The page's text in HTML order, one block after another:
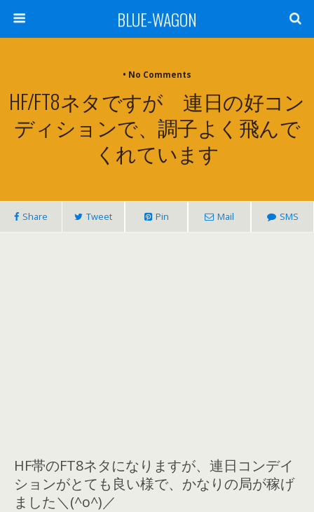
BLUE-WAGON
• No Comments
HF/FT8ネタですが 連日の好コン
ディションで、調子よく飛んで
くれています
Share Tweet Pin Mail SMS
HF帯のFT8ネタになりますが、連日コンデイ
ションがとても良い様で、かなりの局が稼げ
ました＼(^o^)／